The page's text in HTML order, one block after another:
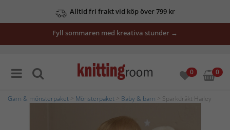
Alltid fri frakt vid köp över 799 kr
Fyll sommaren med kreativa stunder →
0 0
Garn & mönsterpaket Mönsterpaket Baby & barn > Sparkdräkt Hailey